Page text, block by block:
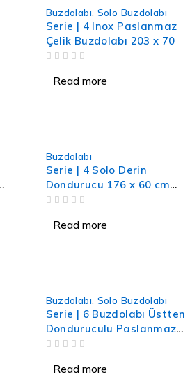
Buzdolabı Solo Buzdolabı
Serie | 4 Inox Paslanmaz
Çelik Buzdolabı 203 x 70
Read more
Buzdolabı
Serie | 4 Solo Derin
Dondurucu 176 x 60 cm
Beyaz
Read more
Buzdolabı Solo Buzdolabı
Serie | 6 Buzdolabı Üstten
Donduruculu Paslanmaz
Çelik 186 x 86 cm
Read more